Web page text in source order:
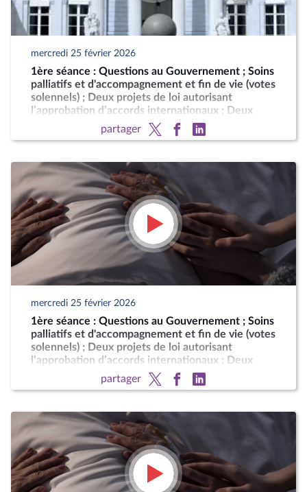
mercredi 25 février 2026
1ère séance : Questions au Gouvernement ; Soins
palliatifs et d'accompagnement et fin de vie (votes
solennels) ; Deux projets de loi autorisant
l’approbation d’accords internationaux ; Deux
motions de censure (art. 49, al. 2, de la
partager
mercredi 25 février 2026
1ère séance : Questions au Gouvernement ; Soins
palliatifs et d'accompagnement et fin de vie (votes
solennels) ; Deux projets de loi autorisant
l’approbation d’accords internationaux ; Deux
motions de censure (art. 49, al. 2, de la
partager